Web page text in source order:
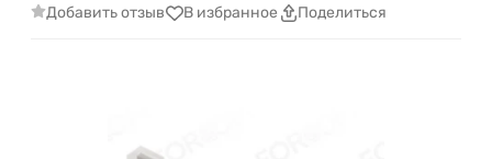
Добавить отзыв В избранное Поделиться